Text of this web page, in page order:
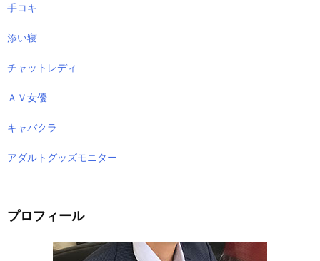
手コキ
添い寝
チャットレディ
ＡＶ女優
キャバクラ
アダルトグッズモニター
プロフィール